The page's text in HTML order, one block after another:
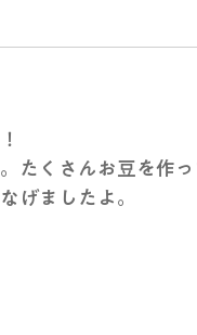
たくさんお豆を作っ
げましたよ。